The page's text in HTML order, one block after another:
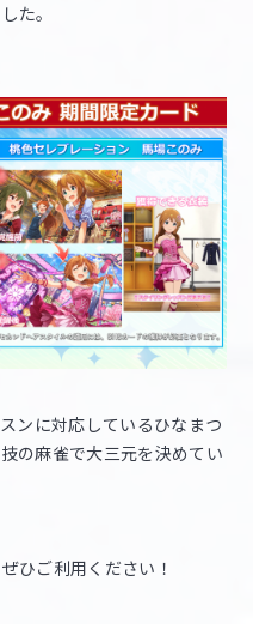
た。
ンに対応しているひなまつ
の麻雀で大三元を決めてい
ひご利用ください！